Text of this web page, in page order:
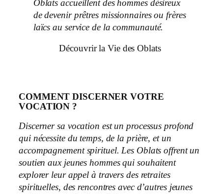
Oblats accueillent des hommes désireux
de devenir prêtres missionnaires ou frères
laïcs au service de la communauté.
Découvrir la Vie des Oblats
COMMENT DISCERNER VOTRE
VOCATION ?
Discerner sa vocation est un processus profond
qui nécessite du temps, de la prière, et un
accompagnement spirituel. Les Oblats offrent un
soutien aux jeunes hommes qui souhaitent
explorer leur appel à travers des retraites
spirituelles, des rencontres avec d’autres jeunes